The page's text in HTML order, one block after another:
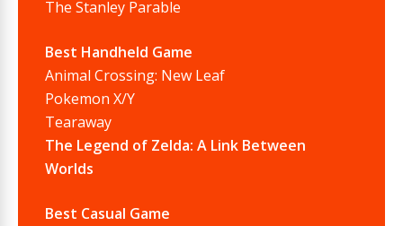
The Stanley Parable
Best Handheld Game
Animal Crossing: New Leaf
Pokemon X/Y
Tearaway
The Legend of Zelda: A Link Between
Worlds
Best Casual Game